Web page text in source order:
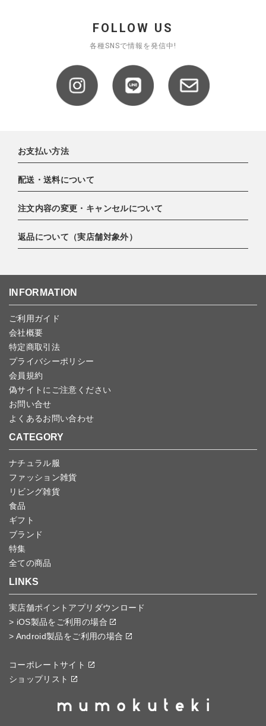
FOLLOW US
各種SNSで情報を発信中!
お支払い方法
下記お支払い方法よりお選びいただけます。
EXPRESS,Diners Club）
・PayPay
配送・送料について
配達業者：日本郵便
ゆうパック 800円
北海道：1,400円
ゆうパケット全国一律：360円
注文内容の変更・キャンセルについて
ご注文日当日から翌日のAM9:00までにご連絡頂いた場合はキャン
予約商品など一部キャンセルが出来ない場合がございます。あらか
じめご了承ください。
返品について（実店舗対象外）
INFORMATION
ご利用ガイド
会社概要
特定商取引法
プライバシーポリシー
会員規約
偽サイトにご注意ください
お問い合せ
よくあるお問い合わせ
CATEGORY
ナチュラル服
ファッション雑貨
リビング雑貨
食品
ギフト
ブランド
特集
全ての商品
LINKS
実店舗ポイントアプリダウンロード
> iOS製品をご利用の場合
> Android製品をご利用の場合
コーポレートサイト
ショップリスト